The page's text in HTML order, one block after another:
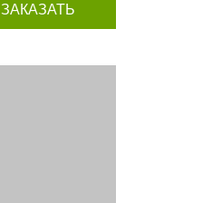
ЗАКАЗАТЬ